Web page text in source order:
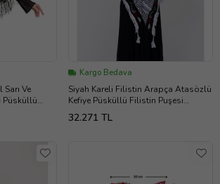
Ve
Püsküllü
Kargo Bedava
Siyah Kareli Filistin Arapça Atasözlü
Kefiye Püsküllü Filistin Puşesi
S300006
32.271 TL